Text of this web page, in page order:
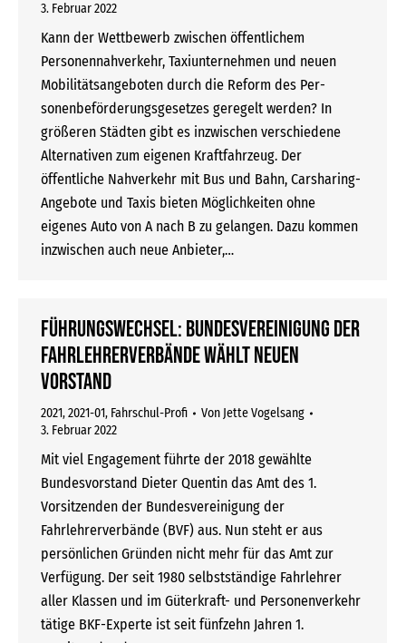
3. Februar 2022
Kann der Wettbewerb zwischen öffentlichem
Personennahverkehr, Taxi­unternehmen und neuen
Mobilitätsangeboten durch die Reform des Per­
sonenbeförderungsgesetzes geregelt werden? In
größeren Städten gibt es inzwischen verschiedene
Alternativen zum eigenen Kraftfahrzeug. Der
öffentliche Nahverkehr mit Bus und Bahn, Carsharing-
Angebote und Taxis bieten Möglichkeiten ohne
eigenes Auto von A nach B zu gelangen. Dazu kommen
inzwischen auch neue Anbieter,…
Führungswechsel: Bundesvereinigung der
Fahrlehrerverbände wählt neuen
Vorstand
2021,2021-01, Fahrschul-Profi Von Jette Vogelsang
3. Februar 2022
Mit viel Engagement führte der 2018 gewählte
Bundesvorstand Dieter Quentin das Amt des 1.
Vorsitzenden der Bundesvereinigung der
Fahrlehrerverbände (BVF) aus. Nun steht er aus
persönlichen Gründen nicht mehr für das Amt zur
Verfügung. Der seit 1980 selbstständige Fahrlehrer
aller Klassen und im Güterkraft- und Personenverkehr
tätige BKF-Experte ist seit fünfzehn Jahren 1.